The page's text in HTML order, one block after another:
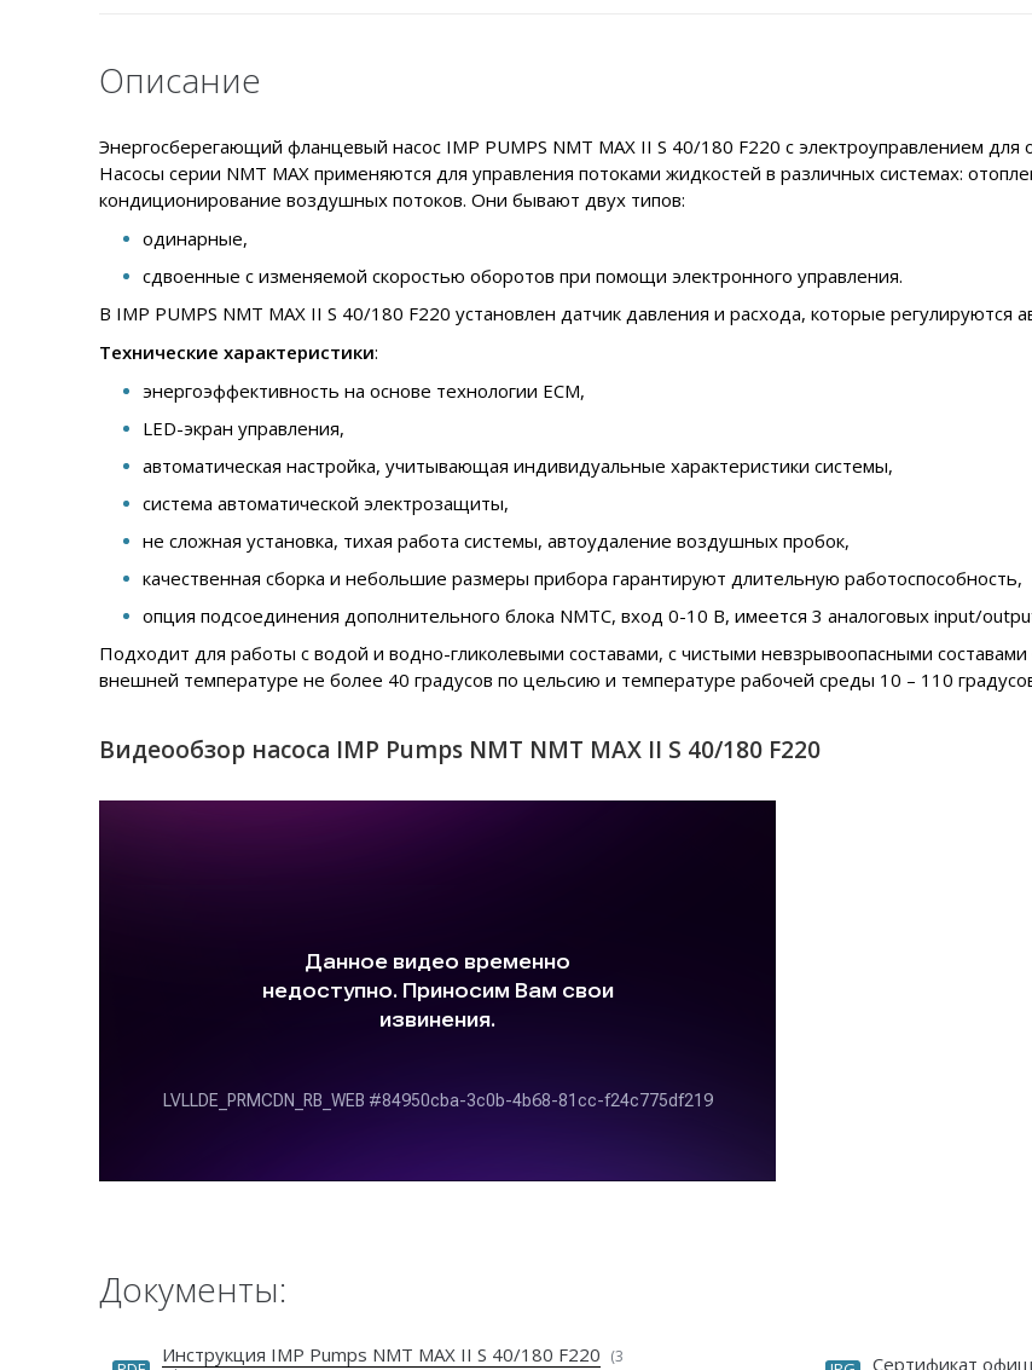
Описание
Энергосберегающий фланцевый насос IMP PUMPS NMT MAX II S 40/180 F220 с электроуправлением для
Насосы серии NMT MAX применяются для управления потоками жидкостей в различных системах:
кондиционирование воздушных потоков. Они бывают двух типов:
одинарные,
сдвоенные с изменяемой скоростью оборотов при помощи электронного управления.
В IMP PUMPS NMT MAX II S 40/180 F220 установлен датчик давления и расхода, которые регулируются
Технические характеристики:
энергоэффективность на основе технологии ECM,
LED-экран управления,
автоматическая настройка, учитывающая индивидуальные характеристики системы,
система автоматической электрозащиты,
не сложная установка, тихая работа системы, автоудаление воздушных пробок,
качественная сборка и небольшие размеры прибора гарантируют длительную работоспособность,
опция подсоединения дополнительного блока NMTC, вход 0-10 В, имеется 3 аналоговых input/
Подходит для работы с водой и водно-гликолевыми составами, с чистыми невзрывоопасными
внешней температуре не более 40 градусов по цельсию и температуре рабочей среды 10 – 110
Видеообзор насоса IMP Pumps NMT NMT MAX II S 40/180 F220
Документы:
Инструкция IMP Pumps NMT MAX II S 40/180 F220 (3
Сертификат